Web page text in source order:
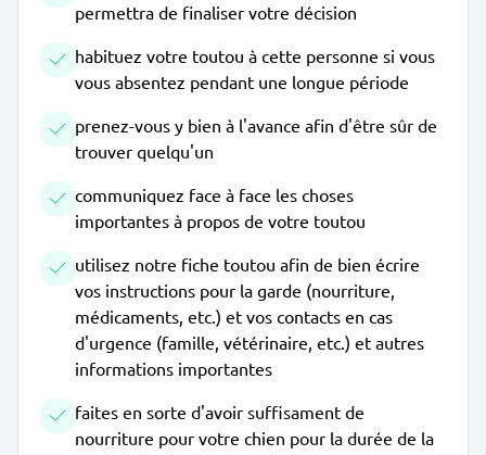
permettra de finaliser votre décision
habituez votre toutou à cette personne si vous
vous absentez pendant une longue période
prenez-vous y bien à l'avance afin d'être sûr de
trouver quelqu'un
communiquez face à face les choses
importantes à propos de votre toutou
utilisez notre fiche toutou afin de bien écrire
vos instructions pour la garde (nourriture,
médicaments, etc.) et vos contacts en cas
d'urgence (famille, vétérinaire, etc.) et autres
informations importantes
faites en sorte d'avoir suffisament de
nourriture pour votre chien pour la durée de la